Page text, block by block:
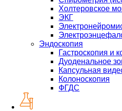
Холтеровское
ЭКГ
Эндоскопия
Гастроскопия и
Дуоденальное
Капсульная
Колоноскопия
ФГДС